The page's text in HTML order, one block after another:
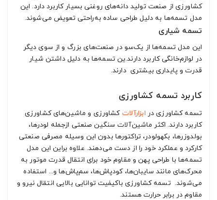
کشاورزی از صنعت تولید دانه‌های روغنی بسیار کاربرد دارد. این
مدل تسمه‌ها به دلیل طراحی ساده به‌راحتی تعویض می‌شوند.
تسمه شیاری
این مدل تسمه‌ها از یک‌سو در صنعت‌های بزرگ و از سوی دیگر
در لوازم‌خانگی کاربرد دارند.ین تسمه‌ها به دلیل داشتن شیار
قدرت و پایداری بیشتری دارند.
کاربرد تسمه کشاورزی
تسمه‌ کشاورزی در ابزارآلات کشاورزی و ماشین‌های کشاورزی
کاربرد دارند. اکثر ماشین‌آلات سنگین صنعتی ازجمله لودرها،
بولدوزرها، بکهولودر، تراکتورها بدون این وسیله مصرفی صنعتی
کارکرد و عملکرد خود را از دست می‌دهند. علاوه براین این مدل
تسمه‌ها با طراحی پهن و مقاوم خود برای انتقال قدرت موتور به
محرک‌های مانند سایبان‌ها، کودپاش‌ها، سم‌پاش‌ها و... استفاده
می‌شوند. تسمه‌ کشاورزی باکیفیت توانایی بالایی انتقال نیرو و
مقاوم در برابر حرارت هستند.